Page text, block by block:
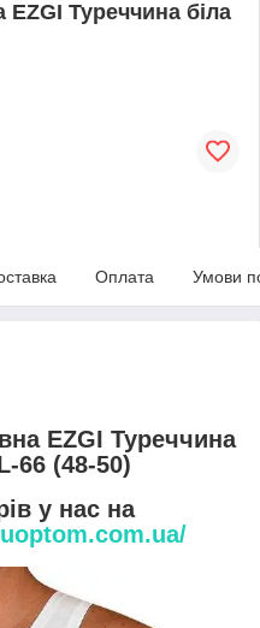
Туреччина біла
Оплата Умови
EZGI Туреччина
66 (48-50)
у нас на